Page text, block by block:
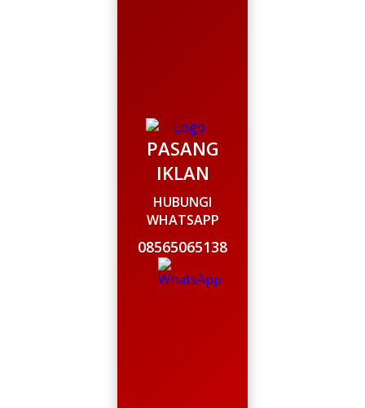
PASANG
IKLAN
HUBUNGI
WHATSAPP
08565065138